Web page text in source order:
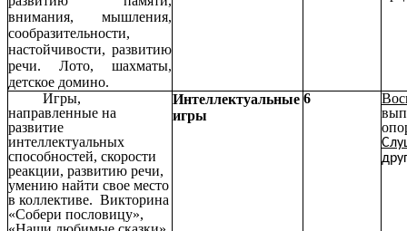
внимания, мышления,
сообразительности,
настойчивости, развитию
речи. Лото, шахматы,
детское домино.
Игры,
направленные на
развитие
интеллектуальных
способностей, скорости
реакции, развитию речи,
умению найти свое место
в коллективе. Викторина
«Собери пословицу»,
Интеллектуальные
игры
6